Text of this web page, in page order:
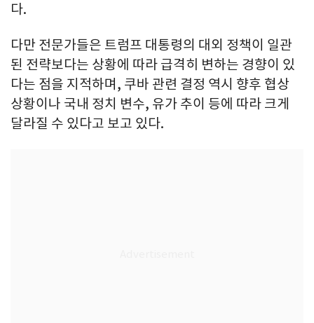
다.
다만 전문가들은 트럼프 대통령의 대외 정책이 일관
된 전략보다는 상황에 따라 급격히 변하는 경향이 있
다는 점을 지적하며, 쿠바 관련 결정 역시 향후 협상
상황이나 국내 정치 변수, 유가 추이 등에 따라 크게
달라질 수 있다고 보고 있다.